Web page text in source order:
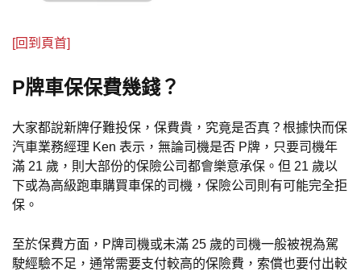
[回到頁首]
P牌車保保費幾錢？
大家都說新牌仔難投保，保費貴，究竟是否真？根據快而保
汽車業務經理 Ken 表示，無論司機是否 P牌，只要司機年
滿 21 歲，則大部份的保險公司都會樂意承保。但 21 歲以
下或為高級跑車購買車保的司機，保險公司則有可能完全拒
保。
至於保費方面，P牌司機或未滿 25 歲的司機一般被視為駕
駛經驗不足，通常需要支付較高的保險費，索償也要付出較